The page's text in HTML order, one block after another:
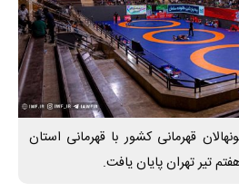
قهرمانی کشور با قهرمانی استان
تیر تهران پایان یافت.